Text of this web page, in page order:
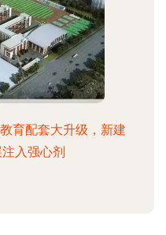
育配套大升级，新建
入强心剂